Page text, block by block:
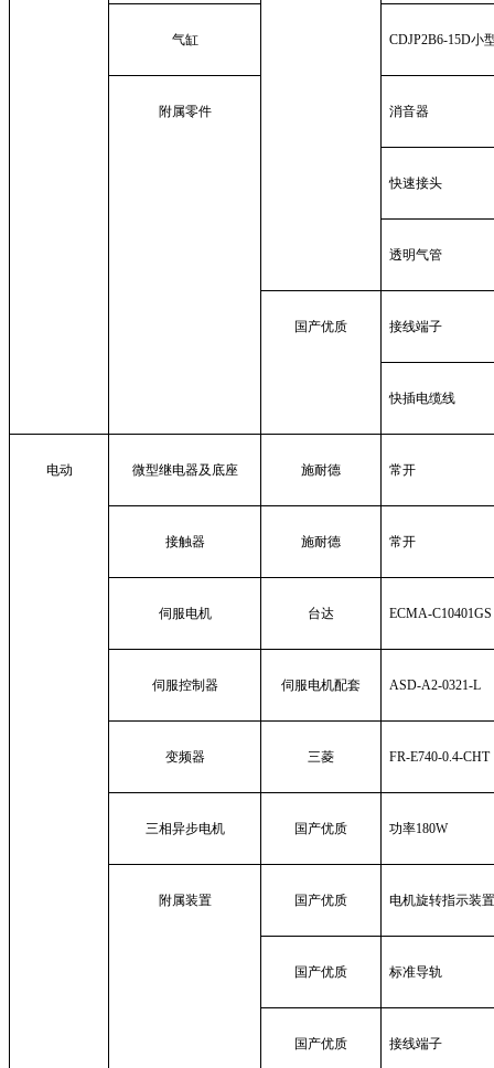
气缸 CDJP2B6-15D小
附属零件 消音器
快速接头
透明气管
国产优质 接线端子
快插电缆线
电动 微型继电器及底座 施耐德 常开
接触器 施耐德 常开
伺服电机 台达 ECMA-C10401GS
伺服控制器 伺服电机配套 ASD-A2-0321-L
变频器 三菱 FR-E740-0.4-CHT
三相异步电机 国产优质 功率180W
附属装置 国产优质 电机旋转指示装
国产优质 标准导轨
国产优质 接线端子